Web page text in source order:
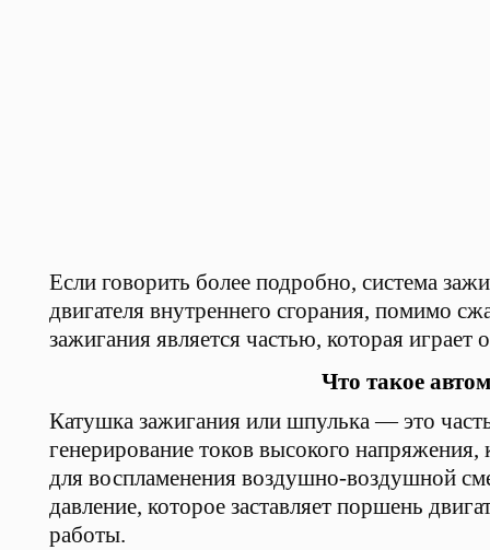
Если говорить более подробно, система
двигателя внутреннего сгорания, помимо
зажигания является частью, которая
Что такое
Катушка зажигания или шпулька — это
генерирование токов высокого
для воспламенения воздушно-воздушной
давление, которое заставляет поршень
работы.